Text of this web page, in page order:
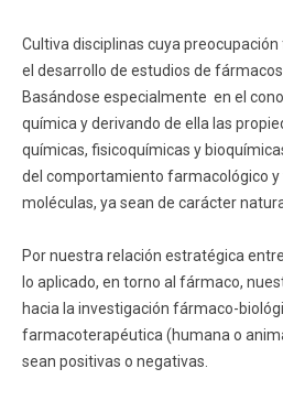
Cultiva disciplinas cuya
el desarrollo de estudios de
Basándose especialmente en el
química y derivando de ella las
químicas, fisicoquímicas y
del comportamiento farmacológico y
moléculas, ya sean de carácter
Por nuestra relación estratégica
lo aplicado, en torno al fármaco,
hacia la investigación fármaco-
farmacoterapéutica (humana o
sean positivas o negativas.